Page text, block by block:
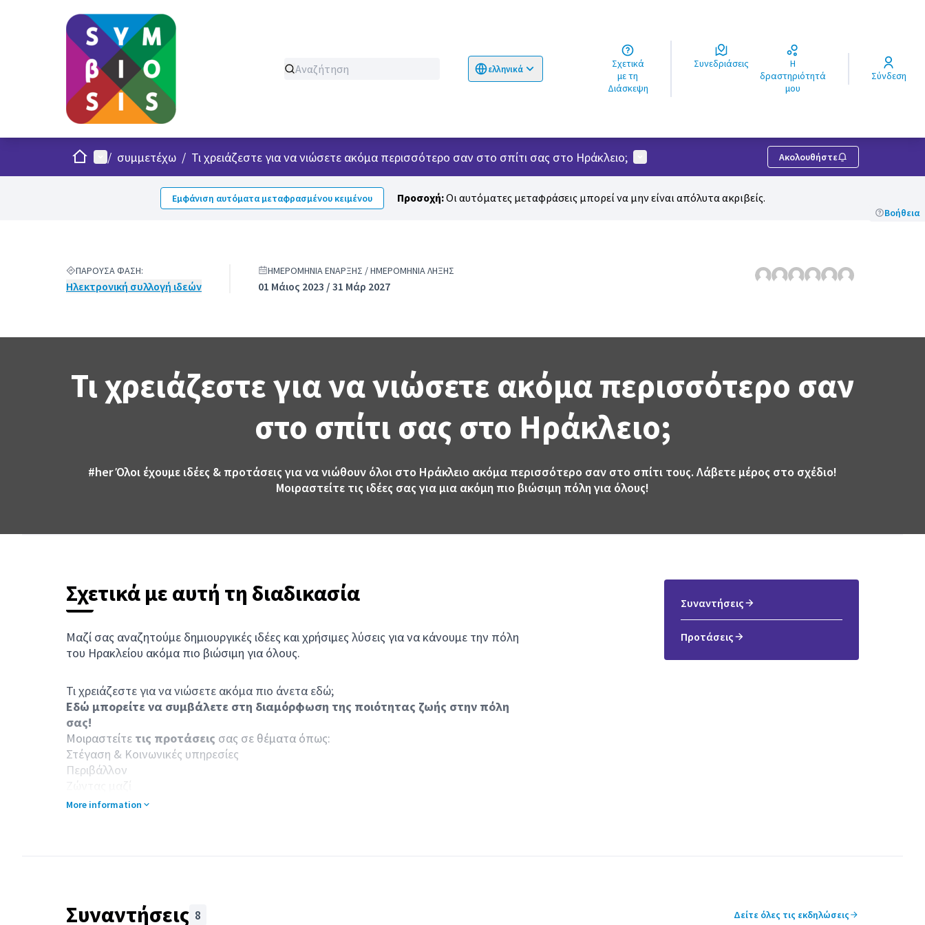
ελληνικά
Choose language
Σχετικά
με τη
Διάσκεψη
Συνεδριάσεις
Η
δραστηριότητά
μου
Σύνδεση
ΣπίτιΚυρίως μενού
/ συμμετέχω / Τι χρειάζεστε για να νιώσετε ακόμα περισσότερο σαν στο σπίτι σας στο Ηράκλειο; Μενού χρήστη Ακολουθήστε
Εμφάνιση αυτόματα μεταφρασμένου κειμένου Προσοχή:Οι αυτόματες μεταφράσεις μπορεί να μην είναι απόλυτα ακριβείς.
Βοήθεια
ΠΑΡΟΎΣΑ ΦΆΣΗ:
Ηλεκτρονική συλλογή ιδεών
ΗΜΕΡΟΜΗΝΊΑ ΈΝΑΡΞΗΣ / ΗΜΕΡΟΜΗΝΊΑ ΛΉΞΗΣ
01 Μάιος 2023 / 31 Μάρ 2027
Τι χρειάζεστε για να νιώσετε ακόμα περισσότερο σαν
στο σπίτι σας στο Ηράκλειο;
#herΌλοι έχουμε ιδέες & προτάσεις για να νιώθουν όλοι στο Ηράκλειο ακόμα περισσότερο σαν στο σπίτι τους. Λάβετε μέρος στο σχέδιο!
Μοιραστείτε τις ιδέες σας για μια ακόμη πιο βιώσιμη πόλη για όλους!
Σχετικά με αυτή τη διαδικασία
Μαζί σας αναζητούμε δημιουργικές ιδέες και χρήσιμες λύσεις για να κάνουμε την πόλη
του Ηρακλείου ακόμα πιο βιώσιμη για όλους.
Τι χρειάζεστε για να νιώσετε ακόμα πιο άνετα εδώ;
Εδώ μπορείτε να συμβάλετε στη διαμόρφωση της ποιότητας ζωής στην πόλη
σας!
Μοιραστείτε τις προτάσεις σας σε θέματα όπως:
Στέγαση & Κοινωνικές υπηρεσίες
Περιβάλλον
Τέχνες & Πολιτισμός & Αθλητισμός
More information
Συναντήσεις
Προτάσεις
Συναντήσεις 8 Δείτε όλες τις εκδηλώσεις
Παράλειψη χάρτη Leaflet HERE maps